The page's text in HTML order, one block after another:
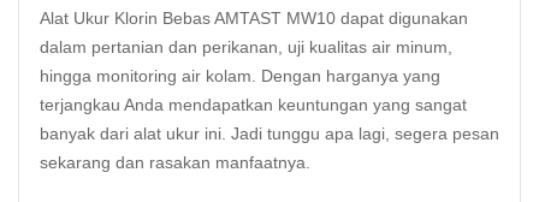
Alat Ukur Klorin Bebas AMTAST MW10 dapat digunakan
dalam pertanian dan perikanan, uji kualitas air minum,
hingga monitoring air kolam. Dengan harganya yang
terjangkau Anda mendapatkan keuntungan yang sangat
banyak dari alat ukur ini. Jadi tunggu apa lagi, segera pesan
sekarang dan rasakan manfaatnya.